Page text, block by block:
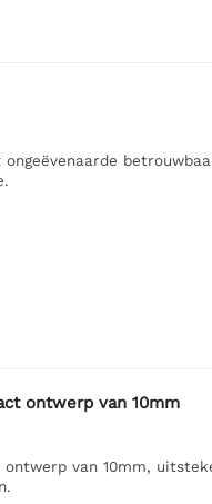
ongeëvenaarde
ontwerp van 10mm
van 10mm,